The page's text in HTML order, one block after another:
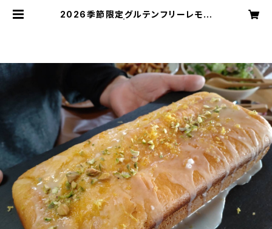
2026季節限定グルテンフリーレモン